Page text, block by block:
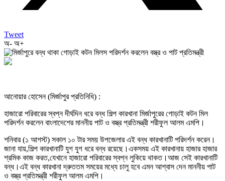
Tweet
অ- অ+
আনোয়ার হোসেন (মির্জাপুর প্রতিনিধি) :
হাজারো পরিবারের স্বপ্ন দীর্ঘদিন ধরে বন্ধ শিল্প কারখানা মির্জাপুরের গোড়াই কটন মিল
পরিদর্শন করলেন বাংলাদেশের মাননীয় পাট ও বস্ত্র প্রতিমন্ত্রী শরীফুল আলম এমপি।
শনিবার (১ আগস্ট) সকাল ১০ টার সময় উপজেলার এই বন্ধ কারখানাটি পরিদর্শন করেন।
জানা যায়,শিল্প কারখানাটি যুগ যুগ ধরে বন্ধ রয়েছে।একসময় এই কারখানায় হাজার হাজার
শ্রমিক কাজ করত,যেখানে হাজারো পরিবারের স্বপ্ন লুকিয়ে থাকত।আজ সেই কারখানাটি
বন্ধ।এই বন্ধ কারখানা দ্রুততম সময়ের মধ্যে চালু হবে এমন আশ্বাস দেন মাননীয় পাট
ও বস্ত্র প্রতিমন্ত্রী শরীফুল আলম এমপি।